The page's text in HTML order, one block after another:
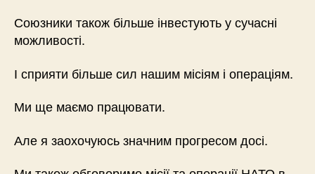
Союзники також більше інвестують у сучасні
можливості.
І сприяти більше сил нашим місіям і операціям.
Ми ще маємо працювати.
Але я заохочуюсь значним прогресом досі.